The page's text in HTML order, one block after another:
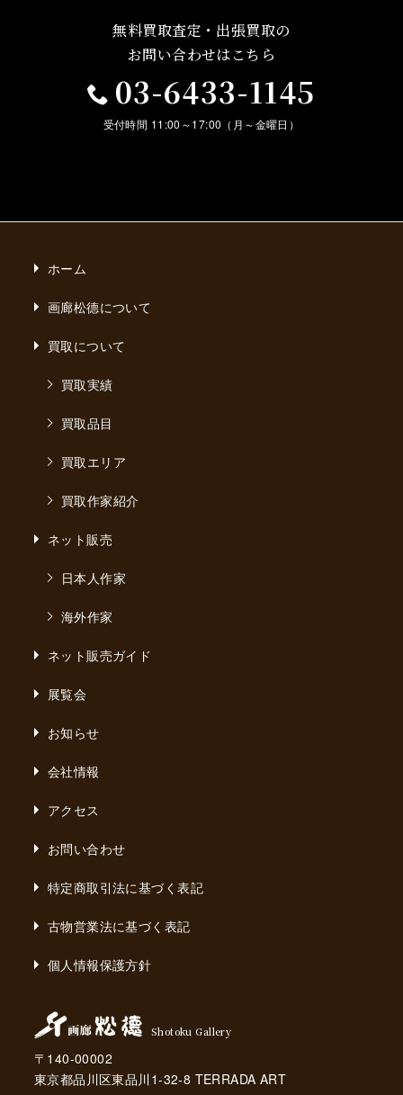
無料買取査定・出張買取の
お問い合わせはこちら
03-6433-1145
受付時間 11:00～17:00（月～金曜日）
ホーム
画廊松德について
買取について
買取実績
買取品目
買取エリア
買取作家紹介
ネット販売
日本人作家
海外作家
ネット販売ガイド
展覧会
お知らせ
会社情報
アクセス
お問い合わせ
特定商取引法に基づく表記
古物営業法に基づく表記
個人情報保護方針
Shotoku Gallery
〒140-00002
東京都品川区東品川1-32-8 TERRADA ART